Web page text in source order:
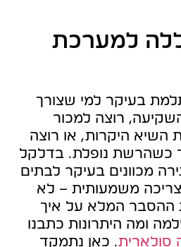
למערכת
בעיקר למי שצורך
רוצה למכור
השיא היקרות, או רוצה
כשהרשת נופלת. בדלקל
מכוונים בעיקר לבתים
משמעותית – לא
ההסבר המלא על איך
ומה היתרונות כתבנו
סולארית. כאן נתמקד